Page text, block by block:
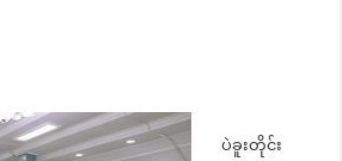
ပဲခူးတိုင်း